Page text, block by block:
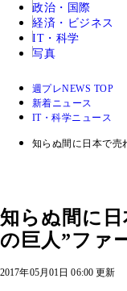
政治・国際
経済・ビジネス
IT・科学
写真
週プレNEWS TOP
新着ニュース
IT・科学ニュース
知らぬ間に日本で売
知らぬ間に
の巨人”ファ
2017年05月01日 06:00 更新